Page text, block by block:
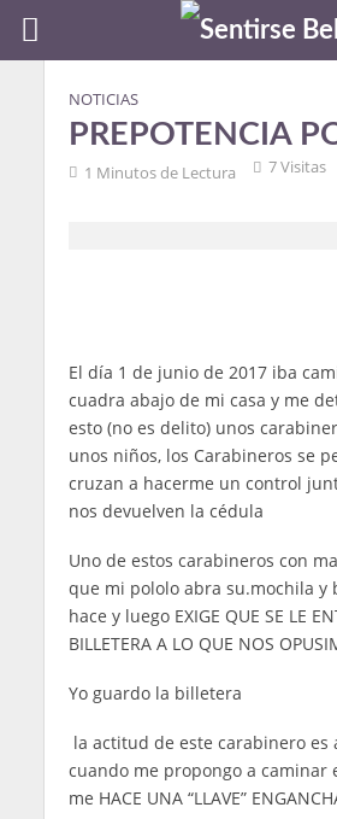
NOTICIAS
PREPOTENCIA
1 Minutos de Lectura 7 Visitas
El día 1 de junio de 2017 iba
cuadra abajo de mi casa y me
esto (no es delito) unos
unos niños, los Carabineros se
cruzan a hacerme un control
nos devuelven la cédula
Uno de estos carabineros con
que mi pololo abra su.mochila
hace y luego EXIGE QUE SE LE
BILLETERA A LO QUE NOS
Yo guardo la billetera
la actitud de este carabinero es
cuando me propongo a caminar
me HACE UNA “LLAVE”